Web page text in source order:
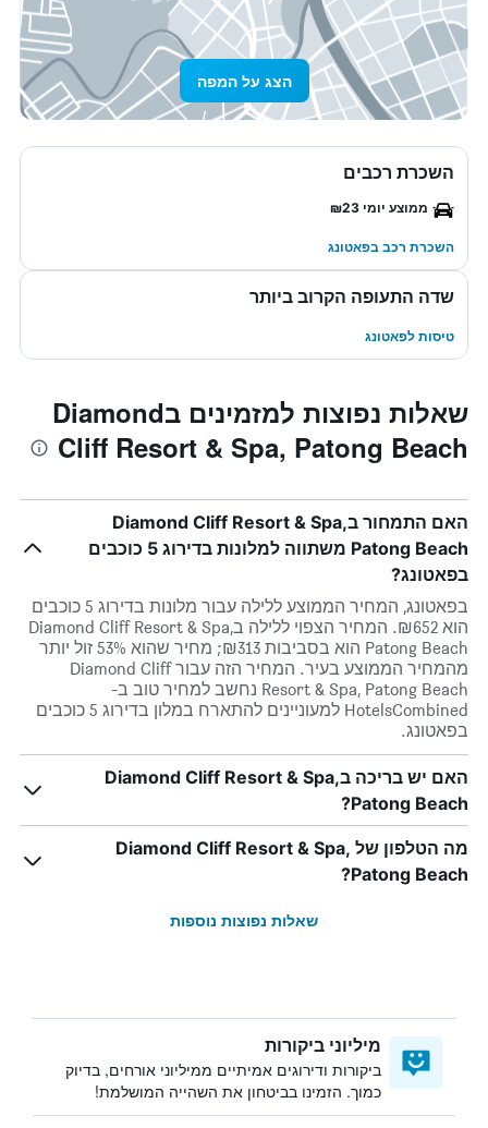
הצג על המפה
השכרת רכבים
ממוצע יומי ₪23
השכרת רכב בפאטונג
שדה התעופה הקרוב ביותר
טיסות לפאטונג
שאלות נפוצות למזמינים בDiamond
Cliff Resort & Spa, Patong Beach
האם התמחור בDiamond Cliff Resort & Spa,
Patong Beach משתווה למלונות בדירוג 5 כוכבים
בפאטונג?
בפאטונג, המחיר הממוצע ללילה עבור מלונות בדירוג 5 כוכבים
הוא ₪652. המחיר הצפוי ללילה בDiamond Cliff Resort & Spa,
Patong Beach הוא בסביבות ₪313; מחיר שהוא 53% זול יותר
מהמחיר הממוצע בעיר. המחיר הזה עבור Diamond Cliff
Resort & Spa, Patong Beach נחשב למחיר טוב ב-
HotelsCombined למעוניינים להתארח במלון בדירוג 5 כוכבים
בפאטונג.
האם יש בריכה בDiamond Cliff Resort & Spa,
Patong Beach?
מה הטלפון של Diamond Cliff Resort & Spa,
Patong Beach?
שאלות נפוצות נוספות
מיליוני ביקורות
ביקורות ודירוגים אמיתיים ממיליוני אורחים, בדיוק
כמוך. הזמינו בביטחון את השהייה המושלמת!